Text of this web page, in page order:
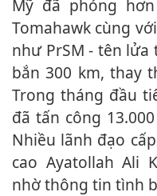
Mỹ đã phóng
Tomahawk cùng
như PrSM - tên lửa
bắn 300 km, thay
Trong tháng đầu
đã tấn công
Nhiều lãnh đạo
cao Ayatollah Ali
nhờ thông tin tình